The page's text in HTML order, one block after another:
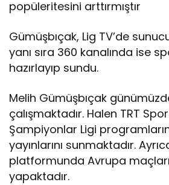
popüleritesini arttırmıştır
Gümüşbıçak, Lig TV’de
yanı sıra 360 kanalında ise
hazırlayıp sundu.
Melih Gümüşbıçak
çalışmaktadır. Halen TRT
Şampiyonlar Ligi
yayınlarını sunmaktadır.
platformunda Avrupa
yapaktadır.